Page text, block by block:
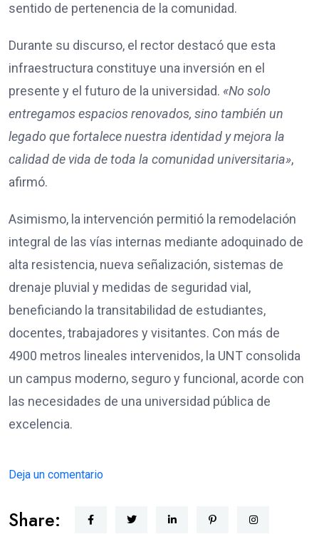
sentido de pertenencia de la comunidad.
Durante su discurso, el rector destacó que esta
infraestructura constituye una inversión en el
presente y el futuro de la universidad. «No solo
entregamos espacios renovados, sino también un
legado que fortalece nuestra identidad y mejora la
calidad de vida de toda la comunidad universitaria»,
afirmó.
Asimismo, la intervención permitió la remodelación
integral de las vías internas mediante adoquinado de
alta resistencia, nueva señalización, sistemas de
drenaje pluvial y medidas de seguridad vial,
beneficiando la transitabilidad de estudiantes,
docentes, trabajadores y visitantes. Con más de
4900 metros lineales intervenidos, la UNT consolida
un campus moderno, seguro y funcional, acorde con
las necesidades de una universidad pública de
excelencia.
Deja un comentario
Share: